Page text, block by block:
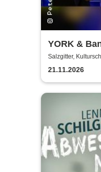
YORK &
Salzgitter,
21.11.2026